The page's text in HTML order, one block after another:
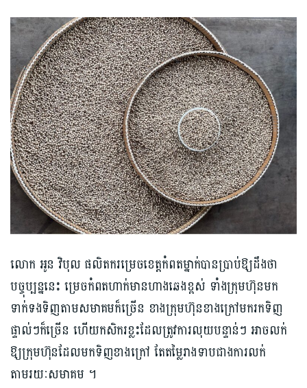
លោក អូន វិបុល ផលិត​ករ​ម្រេច​ខេត្តកំពត​ម្នាក់​បានប្រាប់ឱ្យដឹងថា
បច្ចុប្បន្ន​នេះ ម្រេច​កំពត​ហាក់មានហាងឆេង​ខ្ពស់ ទាំង​ក្រុមហ៊ុនមក
ទាក់ទងទិញ​តាមសមាគមក៏ច្រើន ខាងក្រុមហ៊ុន​ខាងក្រៅ​មករកទិញ
ផ្ទាល់​ៗក៏ច្រើន​ ហើយកសិករ​ខ្លះដែល​ត្រូវការ​លុយ​បន្ទាន់​ៗ អាច​លក់​
ឱ្យក្រុមហ៊ុនដែលមកទិញខាងក្រៅ តែតម្លៃរាង​ទាបជា​ង​ការលក់
តាមរយៈសមាគម​ ។